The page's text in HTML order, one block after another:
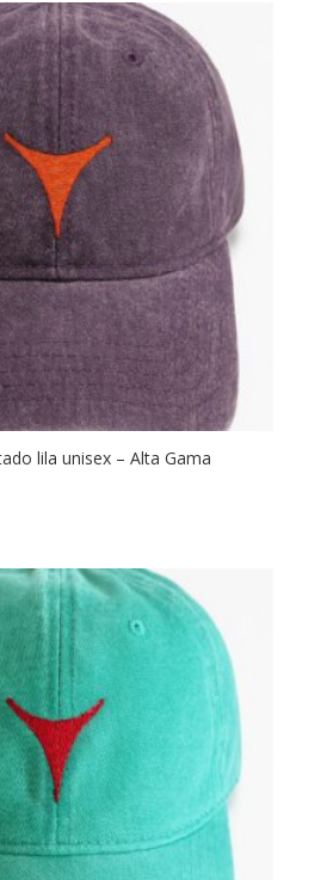
lila unisex – Alta Gama